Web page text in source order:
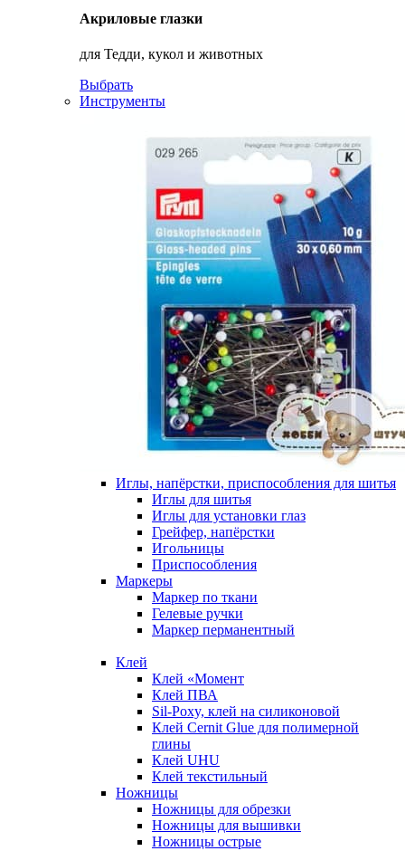
Акриловые глазки
для Тедди, кукол и животных
Выбрать
Инструменты
Иглы, напёрстки, приспособления для шитья
Иглы для шитья
Иглы для установки глаз
Грейфер, напёрстки
Игольницы
Приспособления
Маркеры
Маркер по ткани
Гелевые ручки
Маркер перманентный
Клей
Клей «Момент
Клей ПВА
Sil-Poxy, клей на силиконовой
Клей Cernit Glue для полимерной
глины
Клей UHU
Клей текстильный
Ножницы
Ножницы для обрезки
Ножницы для вышивки
Ножницы острые